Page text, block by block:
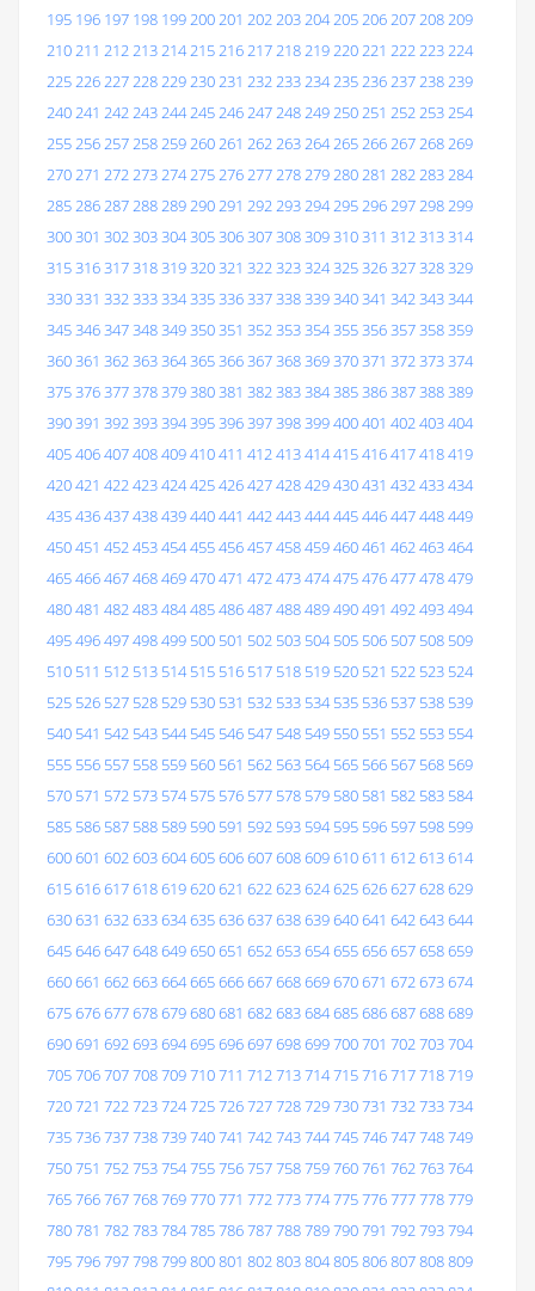
195 196 197 198 199200201 202203204205206207208209
210211 212213214215216217218219220221 222223224
225226227228229230231 232233234235236237238239
240241 242243244245246247248249250251 252253254
255256257258259260261 262263264265266267268269
270271 272273274275276277278279280281 282283284
285286287288289290291 292293294295296297298299
300301 302303304305306307308309310311 312313314
315316317318319320321 322323324325326327328329
330331 332333334335336337338339340341 342343344
345346347348349350351 352353354355356357358359
360361 362363364365366367368369370371 372373374
375376377378379380381 382383384385386387388389
390391 392393394395396397398399400401 402403404
405406407408409410411 412413414415416417418419
420421 422423424425426427428429430431 432433434
435436437438439440441 442443444445446447448449
450451 452453454455456457458459460461 462463464
465466467468469470471 472473474475476477478479
480481 482483484485486487488489490491 492493494
495496497498499 500 501 502 503 504 505 506 507 508 509
510 511 512 513 514 515 516 517 518 519 520 521 522 523 524
525 526 527 528 529 530 531 532 533 534 535 536 537 538 539
540 541 542 543 544 545 546 547 548 549 550 551 552 553 554
555 556 557 558 559 560 561 562 563 564 565 566 567 568 569
570 571 572 573 574 575 576 577 578 579 580 581 582 583 584
585 586 587 588 589 590 591 592 593 594 595 596 597 598 599
600601 602603604605606607608609610611 612613614
615616617618619620621 622623624625626627628629
630631 632633634635636637638639640641 642643644
645646647648649650651 652653654655656657658659
660661 662663664665666667668669670671 672673674
675676677678679680681 682683684685686687688689
690691 692693694695696697698699700701 702703704
705706707708709710711 712713714715716717718719
720721 722723724725726727728729730731 732733734
735736737738739740741 742743744745746747748749
750751 752753754755756757758759760761 762763764
765766767768769770771 772773774775776777778779
780781 782783784785786787788789790791 792793794
795796797798799800801 802803804805806807808809